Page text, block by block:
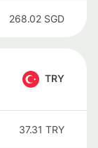
268.02 SGD
TRY
37.31 TRY